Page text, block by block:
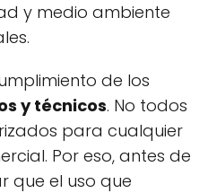
y medio ambiente
de los
y técnicos. No todos
para cualquier
Por eso, antes de
que el uso que